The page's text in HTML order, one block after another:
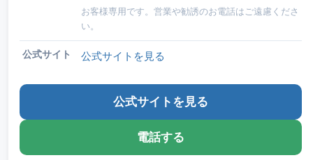
お客様専用です。営業や勧誘のお電話はご遠慮くださ
い。
公式サイト 公式サイトを見る
公式サイトを見る
電話する